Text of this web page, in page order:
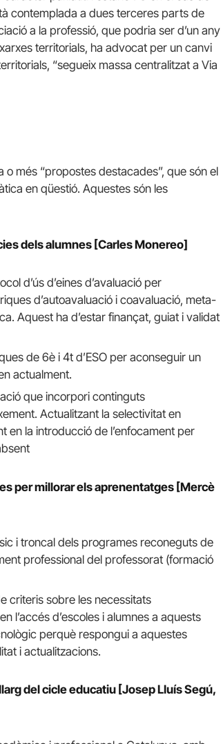
contemplada a dues terceres parts de
a la professió, que podria ser d’un any
territorials, ha advocat per un canvi
“segueix massa centralitzat a Via
més “propostes destacades”, que són el
en qüestió. Aquestes són les
dels alumnes [Carles Monereo]
d’ús d’eines d’avaluació per
d’autoavaluació i coavaluació, meta-
Aquest ha d’estar finançat, guiat i validat
de 6è i 4t d’ESO per aconseguir un
actualment.
que incorpori continguts
Actualitzant la selectivitat en
en la introducció de l’enfocament per
per millorar els aprenentatges [Mercè
i troncal dels programes reconeguts de
professional del professorat (formació
criteris sobre les necessitats
l’accés d’escoles i alumnes a aquests
perquè respongui a aquestes
i actualitzacions.
del cicle educatiu [Josep Lluís Segú,